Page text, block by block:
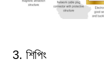
3. শিপিং